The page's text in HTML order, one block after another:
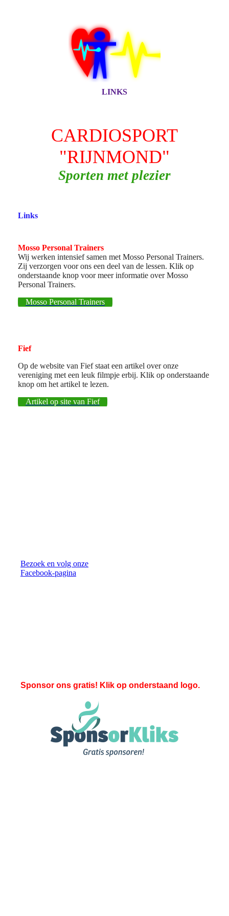
LINKS
CARDIOSPORT
"RIJNMOND"
Sporten met plezier
Links
Mosso Personal Trainers
Wij werken intensief samen met Mosso Personal Trainers.
Zij verzorgen voor ons een deel van de lessen. Klik op
onderstaande knop voor meer informatie over Mosso
Personal Trainers.
Mosso Personal Trainers
Fief
Op de website van Fief staat een artikel over onze
vereniging met een leuk filmpje erbij. Klik op onderstaande
knop om het artikel te lezen.
Artikel op site van Fief
Bezoek en volg onze
Facebook-pagina
Sponsor ons gratis! Klik op onderstaand logo.